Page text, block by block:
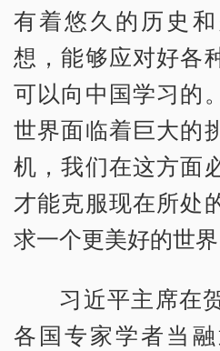
有着悠久的历史
想，能够应对好各
可以向中国学习的
世界面临着巨大的
机，我们在这方面
才能克服现在所处
求一个更美好的世界
习近平主席在
各国专家学者当